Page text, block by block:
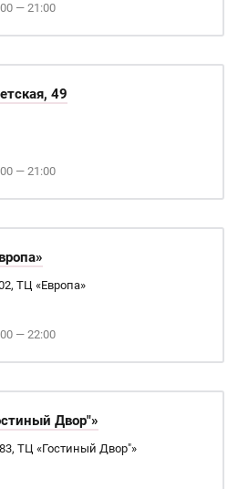
— 21:00
49
— 21:00
ТЦ «Европа»
— 22:00
Двор"»
ТЦ «Гостиный Двор"»